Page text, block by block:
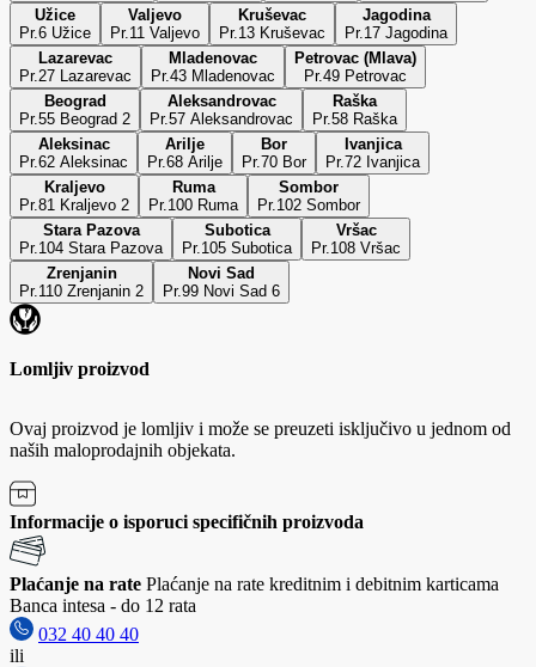
Užice
Pr.6 Užice
Valjevo
Pr.11 Valjevo
Kruševac
Pr.13 Kruševac
Jagodina
Pr.17 Jagodina
Lazarevac
Pr.27 Lazarevac
Mladenovac
Pr.43 Mladenovac
Petrovac (Mlava)
Pr.49 Petrovac
Beograd
Pr.55 Beograd 2
Aleksandrovac
Pr.57 Aleksandrovac
Raška
Pr.58 Raška
Aleksinac
Pr.62 Aleksinac
Arilje
Pr.68 Arilje
Bor
Pr.70 Bor
Ivanjica
Pr.72 Ivanjica
Kraljevo
Pr.81 Kraljevo 2
Ruma
Pr.100 Ruma
Sombor
Pr.102 Sombor
Stara Pazova
Pr.104 Stara Pazova
Subotica
Pr.105 Subotica
Vršac
Pr.108 Vršac
Zrenjanin
Pr.110 Zrenjanin 2
Novi Sad
Pr.99 Novi Sad 6
Lomljiv proizvod
Ovaj proizvod je lomljiv i može se preuzeti isključivo u jednom od
naših maloprodajnih objekata.
Informacije o isporuci specifičnih proizvoda
Plaćanje na rate Plaćanje na rate kreditnim i debitnim karticama
Banca intesa - do 12 rata
032 40 40 40
ili